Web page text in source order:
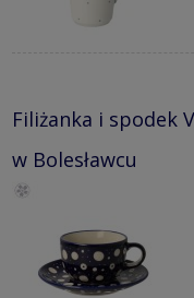
Filiżanka i spodek
w Bolesławcu